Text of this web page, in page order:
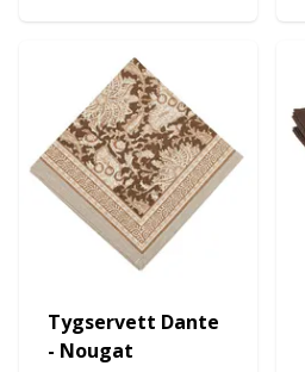
Tygservett Dante
- Nougat